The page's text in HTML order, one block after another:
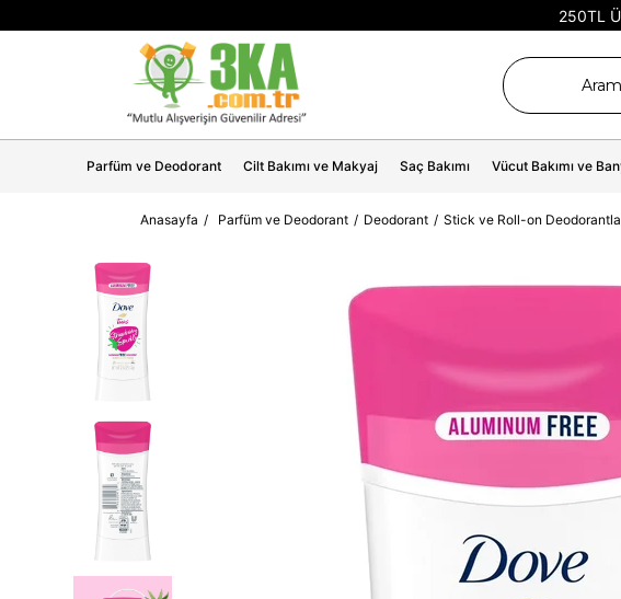
250TL
Parfüm ve Deodorant Cilt Bakımı ve Makyaj Saç Bakımı Vücut Bakımı ve
Anasayfa Parfüm ve Deodorant Deodorant Stick ve Roll-on